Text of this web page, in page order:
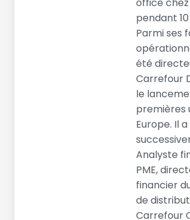
pendant
Parmi ses
été
Carrefour
le
premières
Europe. Il
Analyste
PME,
financier
de
Carrefour